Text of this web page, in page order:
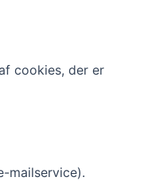
cookies, der er
mailservice).